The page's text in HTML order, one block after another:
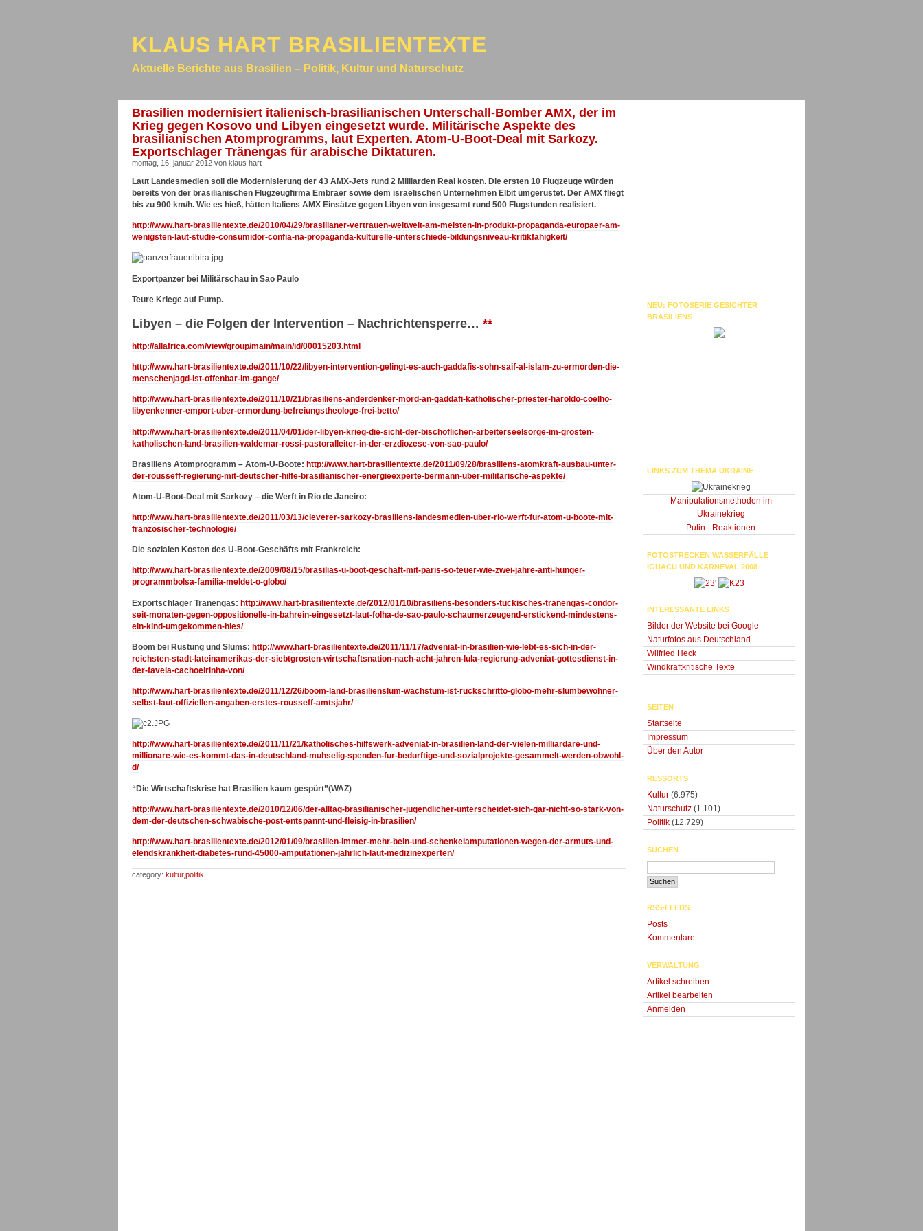
KLAUS HART BRASILIENTEXTE
Aktuelle Berichte aus Brasilien – Politik, Kultur und Naturschutz
Brasilien modernisiert italienisch-brasilianischen Unterschall-Bomber AMX, der im
Krieg gegen Kosovo und Libyen eingesetzt wurde. Militärische Aspekte des
brasilianischen Atomprogramms, laut Experten. Atom-U-Boot-Deal mit Sarkozy.
Exportschlager Tränengas für arabische Diktaturen.
montag, 16. januar 2012 von klaus hart
Laut Landesmedien soll die Modernisierung der 43 AMX-Jets rund 2 Milliarden Real kosten. Die ersten 10 Flugzeuge würden
bereits von der brasilianischen Flugzeugfirma Embraer sowie dem israelischen Unternehmen Elbit umgerüstet. Der AMX fliegt
bis zu 900 km/h. Wie es hieß, hätten Italiens AMX Einsätze gegen Libyen von insgesamt rund 500 Flugstunden realisiert.
http://www.hart-brasilientexte.de/2010/04/29/brasilianer-vertrauen-weltweit-am-meisten-in-produkt-propaganda-europaer-am-
wenigsten-laut-studie-consumidor-confia-na-propaganda-kulturelle-unterschiede-bildungsniveau-kritikfahigkeit/
Exportpanzer bei Militärschau in Sao Paulo
Teure Kriege auf Pump.
Libyen – die Folgen der Intervention – Nachrichtensperre… **
http://allafrica.com/view/group/main/main/id/00015203.html
http://www.hart-brasilientexte.de/2011/10/22/libyen-intervention-gelingt-es-auch-gaddafis-sohn-saif-al-islam-zu-ermorden-die-
menschenjagd-ist-offenbar-im-gange/
http://www.hart-brasilientexte.de/2011/10/21/brasiliens-anderdenker-mord-an-gaddafi-katholischer-priester-haroldo-coelho-
libyenkenner-emport-uber-ermordung-befreiungstheologe-frei-betto/
http://www.hart-brasilientexte.de/2011/04/01/der-libyen-krieg-die-sicht-der-bischoflichen-arbeiterseelsorge-im-grosten-
katholischen-land-brasilien-waldemar-rossi-pastoralleiter-in-der-erzdiozese-von-sao-paulo/
Brasiliens Atomprogramm – Atom-U-Boote: http://www.hart-brasilientexte.de/2011/09/28/brasiliens-atomkraft-ausbau-unter-
der-rousseff-regierung-mit-deutscher-hilfe-brasilianischer-energieexperte-bermann-uber-militarische-aspekte/
Atom-U-Boot-Deal mit Sarkozy – die Werft in Rio de Janeiro:
http://www.hart-brasilientexte.de/2011/03/13/cleverer-sarkozy-brasiliens-landesmedien-uber-rio-werft-fur-atom-u-boote-mit-
franzosischer-technologie/
Die sozialen Kosten des U-Boot-Geschäfts mit Frankreich:
http://www.hart-brasilientexte.de/2009/08/15/brasilias-u-boot-geschaft-mit-paris-so-teuer-wie-zwei-jahre-anti-hunger-
programmbolsa-familia-meldet-o-globo/
Exportschlager Tränengas: http://www.hart-brasilientexte.de/2012/01/10/brasiliens-besonders-tuckisches-tranengas-condor-
seit-monaten-gegen-oppositionelle-in-bahrein-eingesetzt-laut-folha-de-sao-paulo-schaumerzeugend-erstickend-mindestens-
ein-kind-umgekommen-hies/
Boom bei Rüstung und Slums: http://www.hart-brasilientexte.de/2011/11/17/adveniat-in-brasilien-wie-lebt-es-sich-in-der-
reichsten-stadt-lateinamerikas-der-siebtgrosten-wirtschaftsnation-nach-acht-jahren-lula-regierung-adveniat-gottesdienst-in-
der-favela-cachoeirinha-von/
http://www.hart-brasilientexte.de/2011/12/26/boom-land-brasilienslum-wachstum-ist-ruckschritto-globo-mehr-slumbewohner-
selbst-laut-offiziellen-angaben-erstes-rousseff-amtsjahr/
http://www.hart-brasilientexte.de/2011/11/21/katholisches-hilfswerk-adveniat-in-brasilien-land-der-vielen-milliardare-und-
millionare-wie-es-kommt-das-in-deutschland-muhselig-spenden-fur-bedurftige-und-sozialprojekte-gesammelt-werden-obwohl-
d/
“Die Wirtschaftskrise hat Brasilien kaum gespürt”(WAZ)
http://www.hart-brasilientexte.de/2010/12/06/der-alltag-brasilianischer-jugendlicher-unterscheidet-sich-gar-nicht-so-stark-von-
dem-der-deutschen-schwabische-post-entspannt-und-fleisig-in-brasilien/
http://www.hart-brasilientexte.de/2012/01/09/brasilien-immer-mehr-bein-und-schenkelamputationen-wegen-der-armuts-und-
elendskrankheit-diabetes-rund-45000-amputationen-jahrlich-laut-medizinexperten/
category: kultur,politik
NEU: FOTOSERIE GESICHTER
BRASILIENS
LINKS ZUM THEMA UKRAINE
Manipulationsmethoden im
Ukrainekrieg
Putin - Reaktionen
FOTOSTRECKEN WASSERFÄLLE
IGUACU UND KARNEVAL 2008
'
INTERESSANTE LINKS
Bilder der Website bei Google
Naturfotos aus Deutschland
Wilfried Heck
Windkraftkritische Texte
SEITEN
Startseite
Impressum
Über den Autor
RESSORTS
Kultur (6.975)
Naturschutz (1.101)
Politik (12.729)
SUCHEN
RSS-FEEDS
Posts
Kommentare
VERWALTUNG
Artikel schreiben
Artikel bearbeiten
Anmelden